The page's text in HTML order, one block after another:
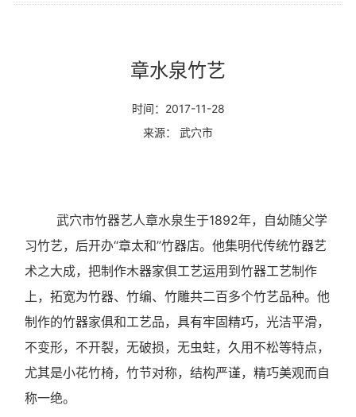
章水泉竹艺
时间：2017-11-28
来源： 武穴市
武穴市竹器艺人章水泉生于1892年，自幼随父学
习竹艺，后开办“章太和”竹器店。他集明代传统竹器艺
术之大成，把制作木器家俱工艺运用到竹器工艺制作
上，拓宽为竹器、竹编、竹雕共二百多个竹艺品种。他
制作的竹器家俱和工艺品，具有牢固精巧，光洁平滑，
不变形，不开裂，无破损，无虫蛀，久用不松等特点，
尤其是小花竹椅，竹节对称，结构严谨，精巧美观而自
称一绝。